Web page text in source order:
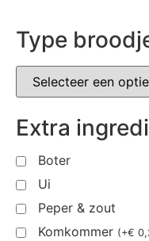
Type
Extra
Boter
Ui
Peper & zout
Komkommer (+€